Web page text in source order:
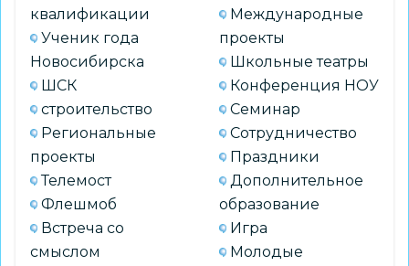
квалификации
Ученик года
Новосибирска
ШСК
строительство
Региональные
проекты
Телемост
Флешмоб
Встреча со
смыслом
Международные
проекты
Школьные театры
Конференция НОУ
Семинар
Сотрудничество
Праздники
Дополнительное
образование
Игра
Молодые